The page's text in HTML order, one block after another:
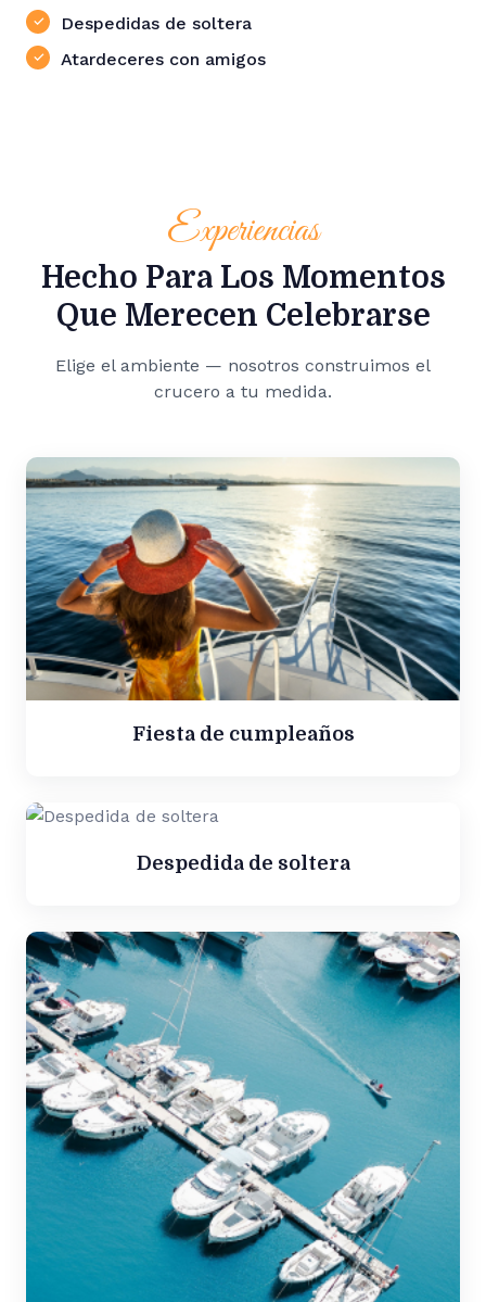
Despedidas de soltera
Atardeceres con amigos
Experiencias
Hecho Para Los Momentos
Que Merecen Celebrarse
Elige el ambiente — nosotros construimos el
crucero a tu medida.
Fiesta de cumpleaños
Despedida de soltera